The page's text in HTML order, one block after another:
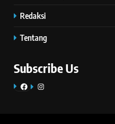
Redaksi
Tentang
Subscribe Us
FacebookInstagram